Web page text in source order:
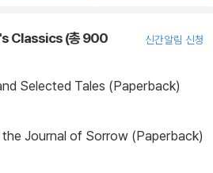
Classics (총 900
신간알림 신청
Selected Tales (Paperback)
Journal of Sorrow (Paperback)